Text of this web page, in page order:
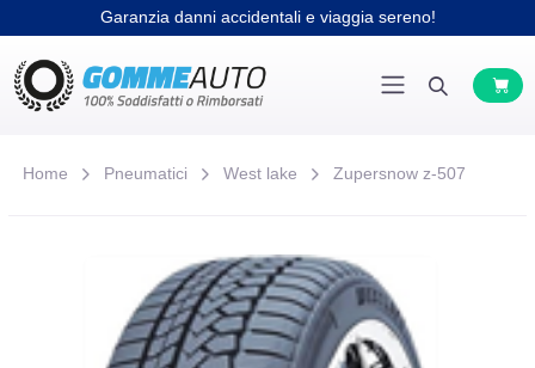
Garanzia danni accidentali e viaggia sereno!
Home Pneumatici West lake Zupersnow z-507